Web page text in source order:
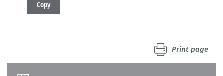
Copy
Print page